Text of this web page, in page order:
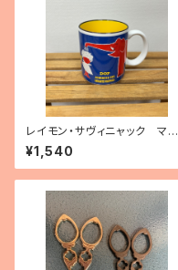
レイモン・サヴィニャック マグ
カップ 「ドップ」
¥1,540